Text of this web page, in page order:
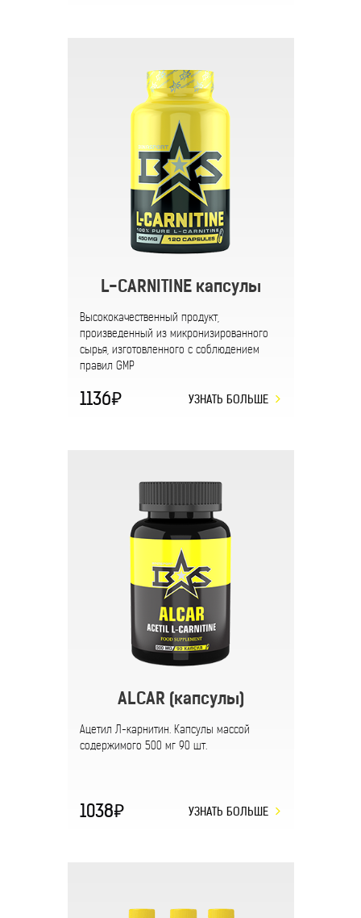
L-CARNITINE капсулы
Высококачественный продукт,
произведенный из микронизированного
сырья, изготовленного с соблюдением
правил GMP
1136 УЗНАТЬ БОЛЬШЕ
ALCAR (капсулы)
Ацетил Л-карнитин. Капсулы массой
содержимого 500 мг 90 шт.
1038 УЗНАТЬ БОЛЬШЕ